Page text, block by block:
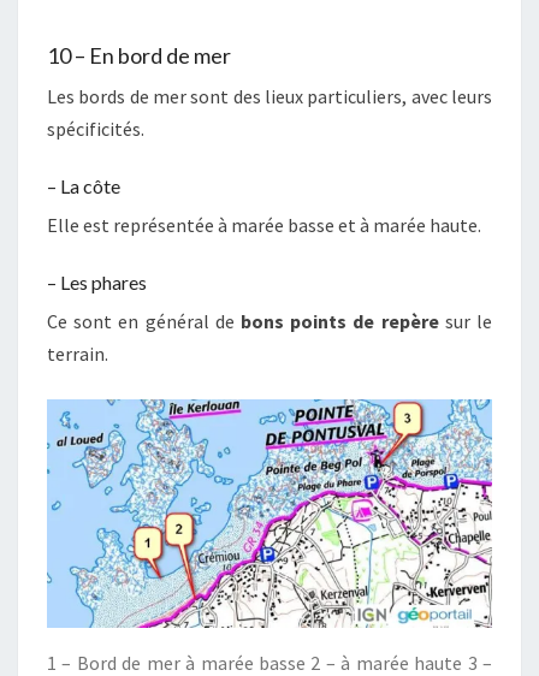
10 – En bord de mer
Les bords de mer sont des lieux particuliers, avec leurs
spécificités.
– La côte
Elle est représentée à marée basse et à marée haute.
– Les phares
Ce sont en général de bons points de repèresur le
terrain.
1 – Bord de mer à marée basse 2 – à marée haute 3 –